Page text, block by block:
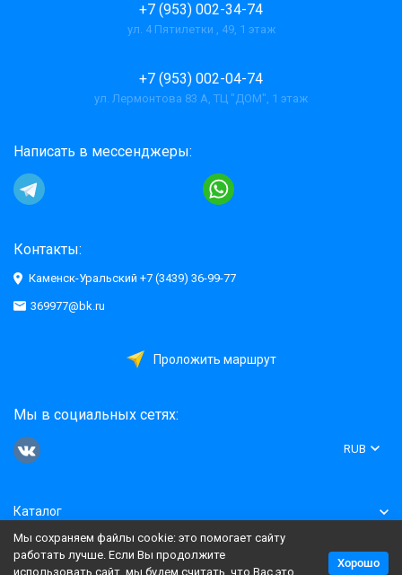
+7 (953) 002-34-74
ул. 4 Пятилетки , 49, 1 этаж
+7 (953) 002-04-74
ул. Лермонтова 83 А, ТЦ "ДОМ", 1 этаж
Написать в мессенджеры:
Контакты:
Каменск-Уральский +7 (3439) 36-99-77
369977@bk.ru
Проложить маршрут
Мы в социальных сетях:
RUB
Каталог
Информация
Мы сохраняем файлы cookie: это помогает сайту
работать лучше. Если Вы продолжите
использовать сайт, мы будем считать, что Вас это
Хорошо